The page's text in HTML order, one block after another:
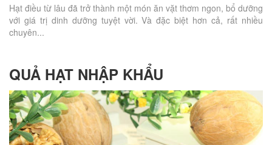
Hạt điều từ lâu đã trở thành một món ăn vặt thơm ngon, bổ dưỡng
với giá trị dinh dưỡng tuyệt vời. Và đặc biệt hơn cả, rất nhiều
chuyên...
QUẢ HẠT NHẬP KHẨU